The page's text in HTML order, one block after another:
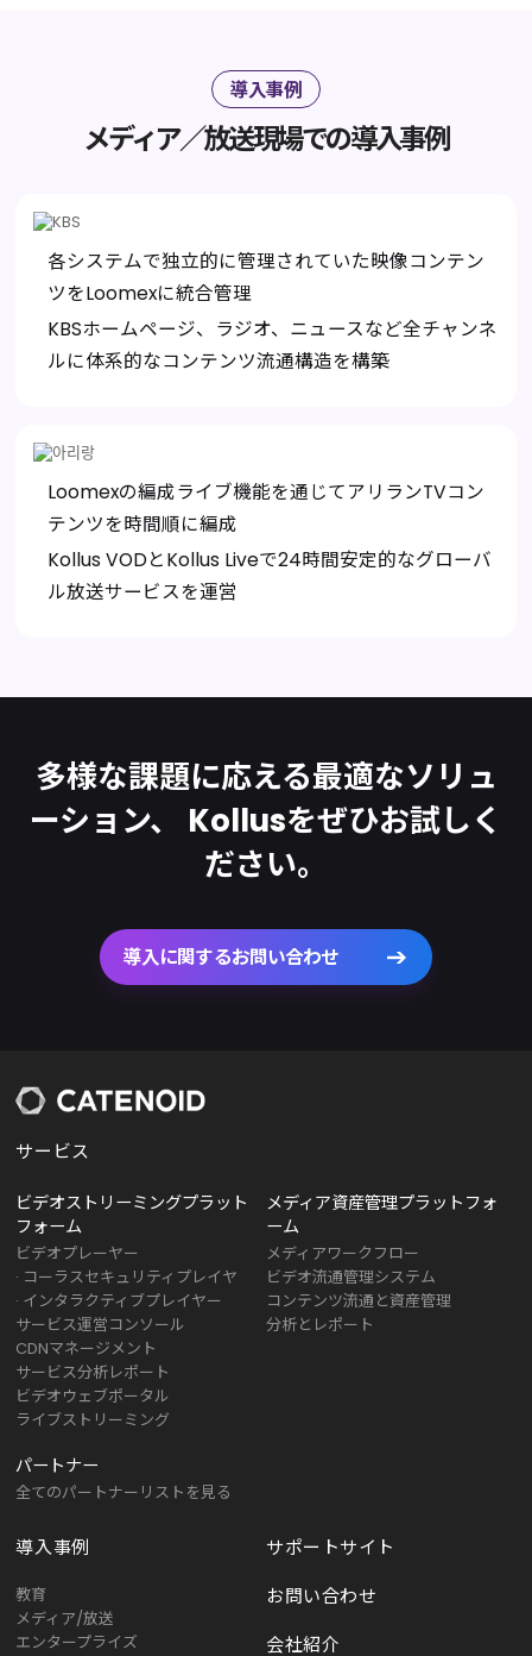
導入事例
メディア／放送現場での導入事例
各システムで独立的に管理されていた映像コンテン
ツをLoomexに統合管理
KBSホームページ、ラジオ、ニュースなど全チャンネ
ルに体系的なコンテンツ流通構造を構築
Loomexの編成ライブ機能を通じてアリランTVコン
テンツを時間順に編成
Kollus VODとKollus Liveで24時間安定的なグローバ
ル放送サービスを運営
多様な課題に応える最適なソリュ
ーション、 Kollusをぜひお試しく
ださい。
導入に関するお問い合わせ
サービス
ビデオストリーミングプラット
フォーム
ビデオプレーヤー
· コーラスセキュリティプレイヤ
· インタラクティブプレイヤー
サービス運営コンソール
CDNマネージメント
サービス分析レポート
ビデオウェブポータル
ライブストリーミング
メディア資産管理プラットフォ
ーム
メディアワークフロー
ビデオ流通管理システム
コンテンツ流通と資産管理
分析とレポート
パートナー
全てのパートナーリストを見る
導入事例
教育
メディア/放送
エンタープライズ
サポートサイト
お問い合わせ
会社紹介